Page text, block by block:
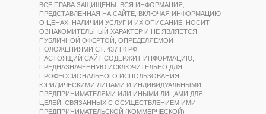
ВСЕ ПРАВА ЗАЩИЩЕНЫ. ВСЯ ИНФОРМАЦИЯ,
ПРЕДСТАВЛЕННАЯ НА САЙТЕ, ВКЛЮЧАЯ ИНФОРМАЦИЮ
О ЦЕНАХ, НАЛИЧИИ УСЛУГ И ИХ ОПИСАНИЕ, НОСИТ
ОЗНАКОМИТЕЛЬНЫЙ ХАРАКТЕР И НЕ ЯВЛЯЕТСЯ
ПУБЛИЧНОЙ ОФЕРТОЙ, ОПРЕДЕЛЯЕМОЙ
ПОЛОЖЕНИЯМИ СТ. 437 ГК РФ.
НАСТОЯЩИЙ САЙТ СОДЕРЖИТ ИНФОРМАЦИЮ,
ПРЕДНАЗНАЧЕННУЮ ИСКЛЮЧИТЕЛЬНО ДЛЯ
ПРОФЕССИОНАЛЬНОГО ИСПОЛЬЗОВАНИЯ
ЮРИДИЧЕСКИМИ ЛИЦАМИ И ИНДИВИДУАЛЬНЫМИ
ПРЕДПРИНИМАТЕЛЯМИ ИЛИ ИНЫМИ ЛИЦАМИ ДЛЯ
ЦЕЛЕЙ, СВЯЗАННЫХ С ОСУЩЕСТВЛЕНИЕМ ИМИ
ПРЕДПРИНИМАТЕЛЬСКОЙ (КОММЕРЧЕСКОЙ)